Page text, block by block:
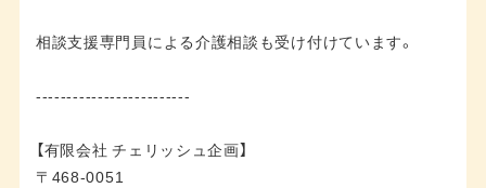
相談支援専門員による介護相談も受け付けています。
-------------------------
【有限会社 チェリッシュ企画】
〒468-0051